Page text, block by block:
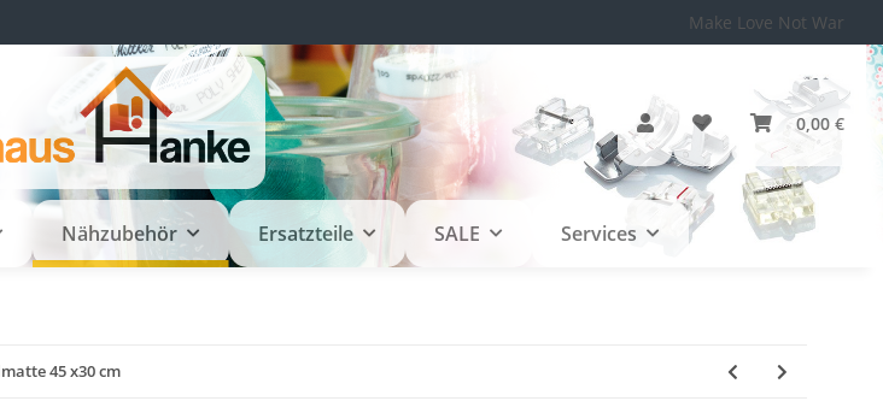
Make Love Not War
0,00 €
Nähzubehör Ersatzteile SALE Services
45 x30 cm